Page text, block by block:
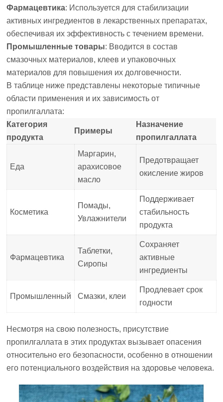
Фармацевтика: Используется для стабилизации
активных ингредиентов в лекарственных препаратах,
обеспечивая их эффективность с течением времени.
Промышленные товары: Вводится в состав
смазочных материалов, клеев и упаковочных
материалов для повышения их долговечности.
В таблице ниже представлены некоторые типичные
области применения и их зависимость от
пропилгаллата:
Категория
продукта
Примеры
Назначение
пропилгаллата
Еда
Маргарин,
арахисовое
масло
Предотвращает
окисление жиров
Косметика
Помады,
Увлажнители
Поддерживает
стабильность
продукта
Фармацевтика
Таблетки,
Сиропы
Сохраняет
активные
ингредиенты
Промышленный Смазки, клеи
Продлевает срок
годности
Несмотря на свою полезность, присутствие
пропилгаллата в этих продуктах вызывает опасения
относительно его безопасности, особенно в отношении
его потенциального воздействия на здоровье человека.